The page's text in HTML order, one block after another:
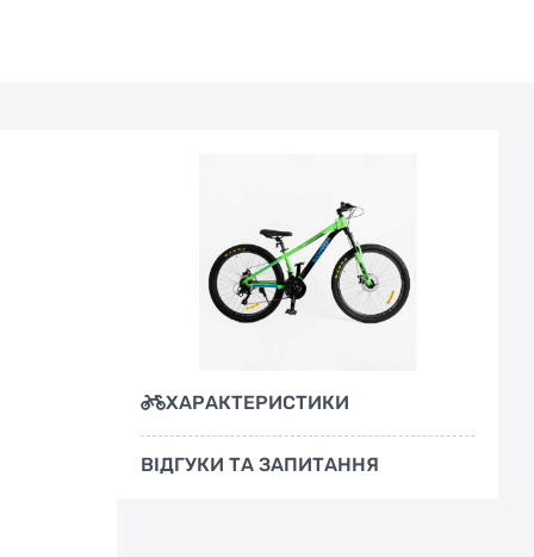
ХАРАКТЕРИСТИКИ
ВІДГУКИ ТА ЗАПИТАННЯ